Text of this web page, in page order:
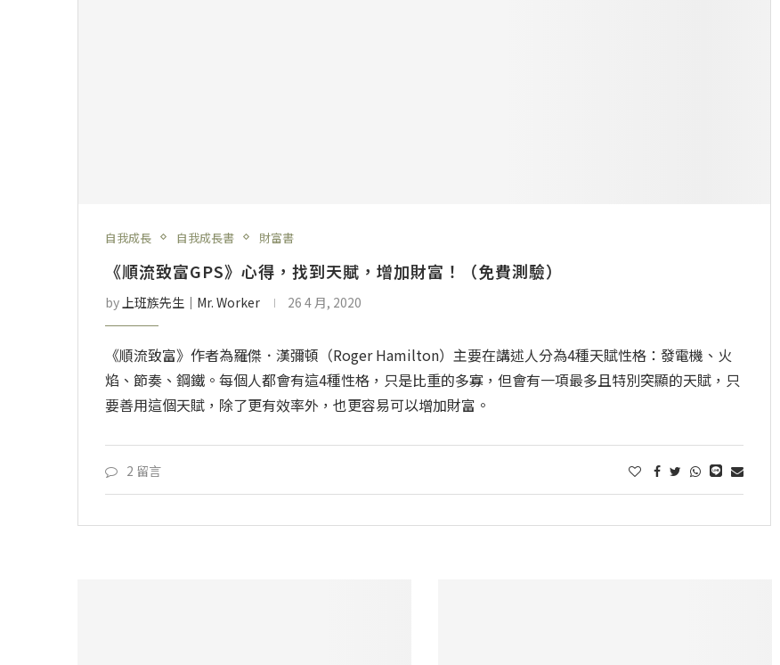
自我成長 自我成長書 財富書
《順流致富GPS》心得，找到天賦，增加財富！（免費測驗）
by 上班族先生│Mr. Worker 26 4 月, 2020
《順流致富》作者為羅傑．漢彌頓（Roger Hamilton）主要在講述人分為4種天賦性格：發電機、火
焰、節奏、鋼鐵。每個人都會有這4種性格，只是比重的多寡，但會有一項最多且特別突顯的天賦，只
要善用這個天賦，除了更有效率外，也更容易可以增加財富。
2 留言